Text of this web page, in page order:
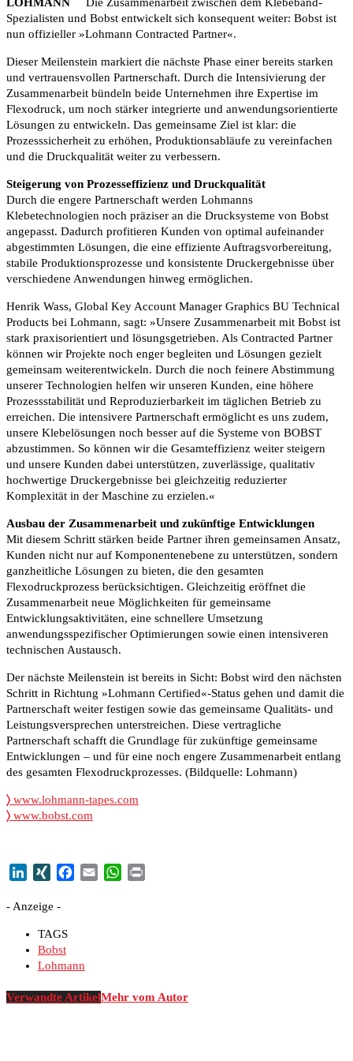
LOHMANN Die Zusammenarbeit zwischen dem Klebeband-
Spezialisten und Bobst entwickelt sich konsequent weiter: Bobst ist
nun offizieller »Lohmann Contracted Partner«.
Dieser Meilenstein markiert die nächste Phase einer bereits starken
und vertrauensvollen Partnerschaft. Durch die Intensivierung der
Zusammenarbeit bündeln beide Unternehmen ihre Expertise im
Flexodruck, um noch stärker integrierte und anwendungsorientierte
Lösungen zu entwickeln. Das gemeinsame Ziel ist klar: die
Prozesssicherheit zu erhöhen, Produktionsabläufe zu vereinfachen
und die Druckqualität weiter zu verbessern.
Steigerung von Prozesseffizienz und Druckqualität
Durch die engere Partnerschaft werden Lohmanns
Klebetechnologien noch präziser an die Drucksysteme von Bobst
angepasst. Dadurch profitieren Kunden von optimal aufeinander
abgestimmten Lösungen, die eine effiziente Auftragsvorbereitung,
stabile Produktionsprozesse und konsistente Druckergebnisse über
verschiedene Anwendungen hinweg ermöglichen.
Henrik Wass, Global Key Account Manager Graphics BU Technical
Products bei Lohmann, sagt: »Unsere Zusammenarbeit mit Bobst ist
stark praxisorientiert und lösungsgetrieben. Als Contracted Partner
können wir Projekte noch enger begleiten und Lösungen gezielt
gemeinsam weiterentwickeln. Durch die noch feinere Abstimmung
unserer Technologien helfen wir unseren Kunden, eine höhere
Prozessstabilität und Reproduzierbarkeit im täglichen Betrieb zu
erreichen. Die intensivere Partnerschaft ermöglicht es uns zudem,
unsere Klebelösungen noch besser auf die Systeme von BOBST
abzustimmen. So können wir die Gesamteffizienz weiter steigern
und unsere Kunden dabei unterstützen, zuverlässige, qualitativ
hochwertige Druckergebnisse bei gleichzeitig reduzierter
Komplexität in der Maschine zu erzielen.«
Ausbau der Zusammenarbeit und zukünftige Entwicklungen
Mit diesem Schritt stärken beide Partner ihren gemeinsamen Ansatz,
Kunden nicht nur auf Komponentenebene zu unterstützen, sondern
ganzheitliche Lösungen zu bieten, die den gesamten
Flexodruckprozess berücksichtigen. Gleichzeitig eröffnet die
Zusammenarbeit neue Möglichkeiten für gemeinsame
Entwicklungsaktivitäten, eine schnellere Umsetzung
anwendungsspezifischer Optimierungen sowie einen intensiveren
technischen Austausch.
Der nächste Meilenstein ist bereits in Sicht: Bobst wird den nächsten
Schritt in Richtung »Lohmann Certified«-Status gehen und damit die
Partnerschaft weiter festigen sowie das gemeinsame Qualitäts- und
Leistungsversprechen unterstreichen. Diese vertragliche
Partnerschaft schafft die Grundlage für zukünftige gemeinsame
Entwicklungen – und für eine noch engere Zusammenarbeit entlang
des gesamten Flexodruckprozesses. (Bildquelle: Lohmann)
〉 www.lohmann-tapes.com
〉 www.bobst.com
LinkedIn
XING Facebook
Email WhatsApp
- Anzeige -
TAGS
Bobst
Lohmann
Verwandte ArtikelMehr vom Autor